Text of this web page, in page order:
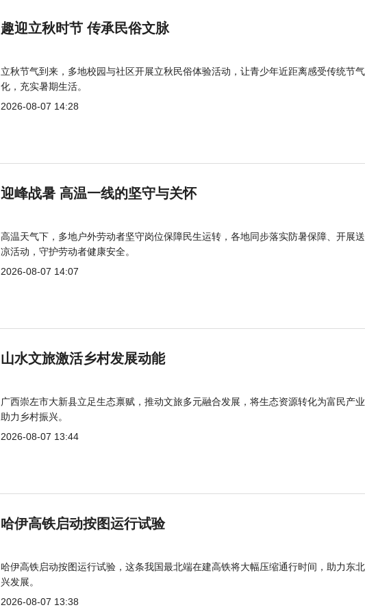
趣迎立秋时节 传承民俗文脉
立秋节气到来，多地校园与社区开展立秋民俗体验活动，让青少年近距离感受传统节
化，充实暑期生活。
2026-08-07 14:28
迎峰战暑 高温一线的坚守与关怀
高温天气下，多地户外劳动者坚守岗位保障民生运转，各地同步落实防暑保障、开展
凉活动，守护劳动者健康安全。
2026-08-07 14:07
山水文旅激活乡村发展动能
广西崇左市大新县立足生态禀赋，推动文旅多元融合发展，将生态资源转化为富民产
助力乡村振兴。
2026-08-07 13:44
哈伊高铁启动按图运行试验
哈伊高铁启动按图运行试验，这条我国最北端在建高铁将大幅压缩通行时间，助力东
兴发展。
2026-08-07 13:38